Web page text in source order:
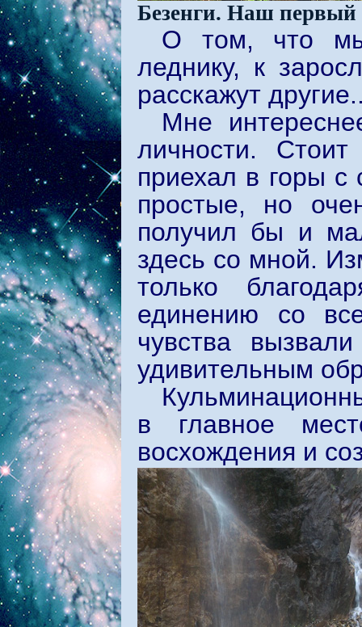
Безенги. Наш первый
О том, что мы
леднику, к
расскажут
Мне
личности.
приехал в горы
простые, но
получил бы и
здесь со мной.
только
единению со
чувства
удивительным
в главное
восхождения и